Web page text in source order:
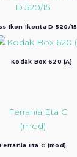
Ikon Ikonta D 520/15
Kodak Box 620 (A)
Ferrania Eta C (mod)